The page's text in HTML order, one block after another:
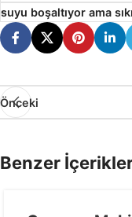
suyu boşaltıyor ama
Önceki
Benzer